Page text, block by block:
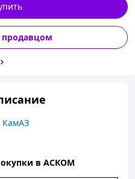
продавцом
КамАЗ
в АСКОМ